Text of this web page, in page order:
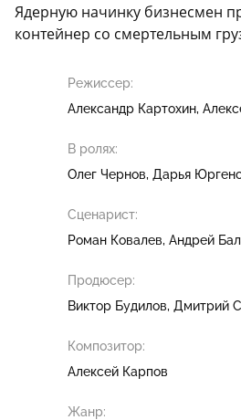
Ядерную начинку бизнесмен
контейнер со смертельным
Режиссер:
Александр Картохин
В ролях:
Олег Чернов Дарья
Сценарист:
Роман Ковалев Андрей
Продюсер:
Виктор Будилов Дмитрий
Композитор:
Алексей Карпов
Жанр: